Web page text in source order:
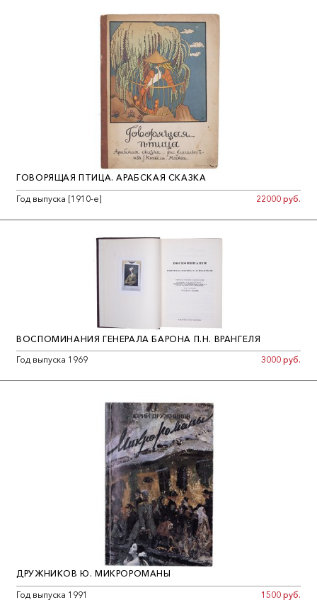
ГОВОРЯЩАЯ ПТИЦА. АРАБСКАЯ СКАЗКА
Год выпуска [1910-е]
22000 руб.
ВОСПОМИНАНИЯ ГЕНЕРАЛА БАРОНА П.Н. ВРАНГЕЛЯ
Год выпуска 1969
3000 руб.
ДРУЖНИКОВ Ю. МИКРОРОМАНЫ
Год выпуска 1991
1500 руб.